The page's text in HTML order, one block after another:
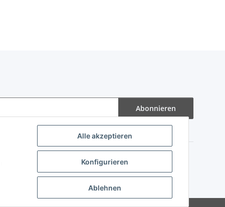
Alle akzeptieren
Konfigurieren
Ablehnen
Abonnieren